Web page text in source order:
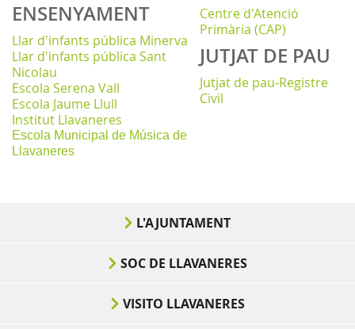
ENSENYAMENT
Llar d'infants pública Minerva
Llar d'infants pública Sant
Nicolau
Escola Serena Vall
Escola Jaume Llull
Institut Llavaneres
Escola Municipal de Música de
Llavaneres
Centre d'Atenció
Primària (CAP)
JUTJAT DE PAU
Jutjat de pau-Registre
Civil
L'AJUNTAMENT
SOC DE LLAVANERES
VISITO LLAVANERES